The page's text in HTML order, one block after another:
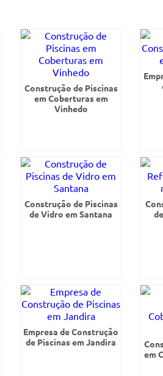
Construção de Piscinas
em Coberturas em
Vinhedo
Construção de Piscinas
de Vidro em Santana
Empresa de Construção
de Piscinas em Jandira
em